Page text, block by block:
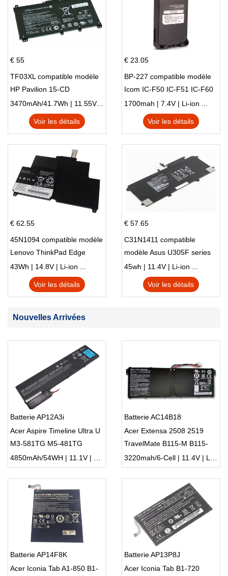
€ 55
TF03XL compatible modèle
HP Pavilion 15-CD
3470mAh/41.7Wh | 11.55V | Li-ion ...
Voir les détails
€ 23.05
BP-227 compatible modèle
Icom IC-F50 IC-F51 IC-F60
IC-F61 IC-M87
1700mah | 7.4V | Li-ion ...
Voir les détails
€ 62.55
45N1094 compatible modèle
Lenovo ThinkPad Edge
S230u Twist
43Wh | 14.8V | Li-ion ...
Voir les détails
€ 57.65
C31N1411 compatible
modèle Asus U305F series
45wh | 11.4V | Li-ion ...
Voir les détails
Nouvelles Arrivées
Batterie AP12A3i
Acer Aspire Timeline Ultra U
M3-581TG M5-481TG
AP12A4i
4850mAh/54WH | 11.1V | Li-ion ...
Batterie AC14B18
Acer Extensa 2508 2519
TravelMate B115-M B115-
MP
3220mah/6-Cell | 11.4V | Li-ion ...
Batterie AP14F8K
Acer Iconia Tab A1-850 B1-
Batterie AP13P8J
Acer Iconia Tab B1-720